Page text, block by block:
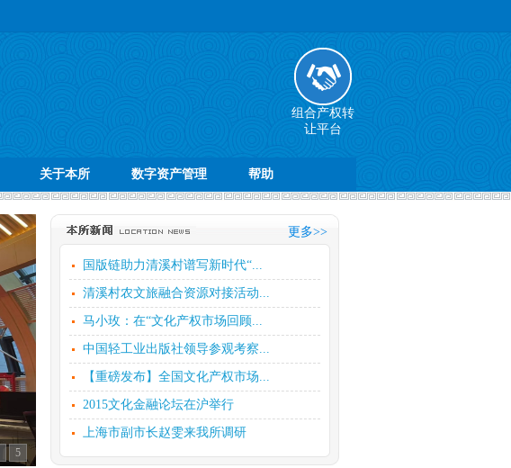
组合产权转
让平台
关于本所 数字资产管理 帮助
5
更多>>
国版链助力清溪村谱写新时代“...
清溪村农文旅融合资源对接活动...
马小玫：在“文化产权市场回顾...
中国轻工业出版社领导参观考察...
【重磅发布】全国文化产权市场...
2015文化金融论坛在沪举行
上海市副市长赵雯来我所调研
文化部部长雒树刚视察本所